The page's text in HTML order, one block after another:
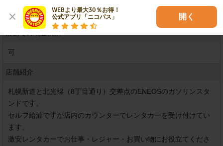
WEBより最大30％お得！
公式アプリ「ニコパス」
開く
予めご了承ください。
可
店舗紹介
札幌新道と北光線（8丁目通り）交差点のENEOSのガソリンスタ
ンドです。
セルフ給油ですが店内のカウンターでレンタカーを受け付けてい
ます。
激安レンタカーでお仕事・レジャー・お買い物にお役立てくださ